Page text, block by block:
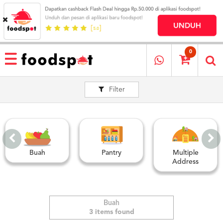
HOME
MENU
RESTAURANT
COMPANY
KATA
MEREKA
KATALOG
0
Filter
Buah Pantry
Multiple
Address
Buah
3 items found